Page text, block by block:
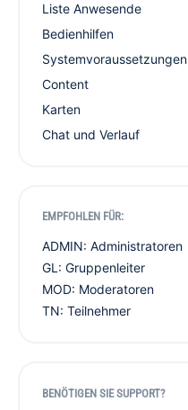
Liste Anwesende
Bedienhilfen
Systemvoraussetzungen
Content
Karten
Chat und Verlauf
EMPFOHLEN FÜR:
ADMIN: Administratoren
GL: Gruppenleiter
MOD: Moderatoren
TN: Teilnehmer
BENÖTIGEN SIE SUPPORT?